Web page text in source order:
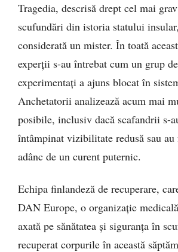
Tragedia, descrisă drept cel mai
scufundări din istoria statului
considerată un mister. În toată
experții s-au întrebat cum un grup
experimentați a ajuns blocat în
Anchetatorii analizează acum mai
posibile, inclusiv dacă scafandrii s-
întâmpinat vizibilitate redusă sau
adânc de un curent puternic.
Echipa finlandeză de recuperare,
DAN Europe, o organizație
axată pe sănătatea și siguranța în
recuperat corpurile în această